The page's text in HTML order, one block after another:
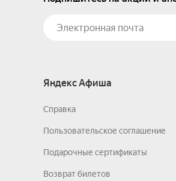
Яндекс Афиша
Справка
Пользовательское соглашение
Подарочные сертификаты
Возврат билетов